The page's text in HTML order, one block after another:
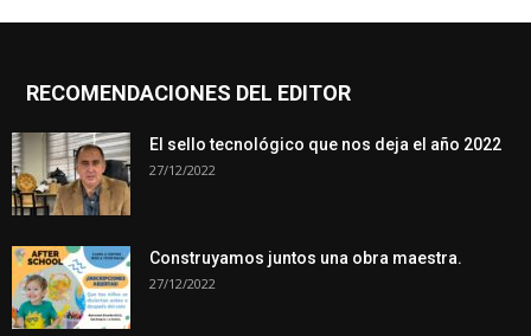
RECOMENDACIONES DEL EDITOR
El sello tecnológico que nos deja el año 2022
27/12/2022
Construyamos juntos una obra maestra.
27/12/2022